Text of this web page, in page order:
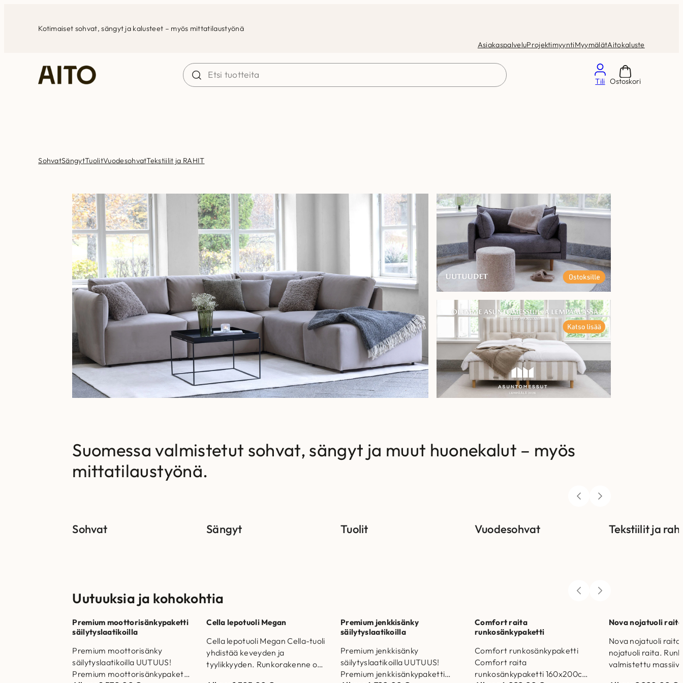
Kotimaiset sohvat, sängyt ja kalusteet – myös mittatilaustyönä
AsiakaspalveluProjektimyyntiMyymälätAitokaluste
SohvatSängytTuolitVuodesohvatTekstiilit ja RAHIT
Suomessa valmistetut sohvat, sängyt ja muut huonekalut – myös
mittatilaustyönä.
Sohvat Sängyt Tuolit Vuodesohvat Tekstiilit ja
Uutuuksia ja kohokohtia
Premium moottorisänkypaketti
säilytyslaatikoilla
Premium moottorisänky
säilytyslaatikoilla UUTUUS!
Premium moottorisänkypaketti
Cella lepotuoli Megan
Cella lepotuoli Megan Cella-tuoli
yhdistää keveyden ja
tyylikkyyden. Runkorakenne on
Premium jenkkisänky
säilytyslaatikoilla
Premium jenkkisänky
säilytyslaatikoilla UUTUUS!
Premium jenkkisänkypaketti
Comfort raita
runkosänkypaketti
Comfort runkosänkypaketti
Comfort raita
runkosänkypaketti 160x200cm
Nova nojatuoli raita
Nova nojatuoli raita
nojatuoli raita.
valmistettu